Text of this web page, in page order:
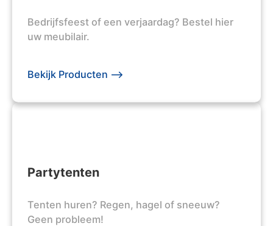
Bedrijfsfeest of een verjaardag? Bestel hier
uw meubilair.
Bekijk Producten -->
Partytenten
Tenten huren? Regen, hagel of sneeuw?
Geen probleem!